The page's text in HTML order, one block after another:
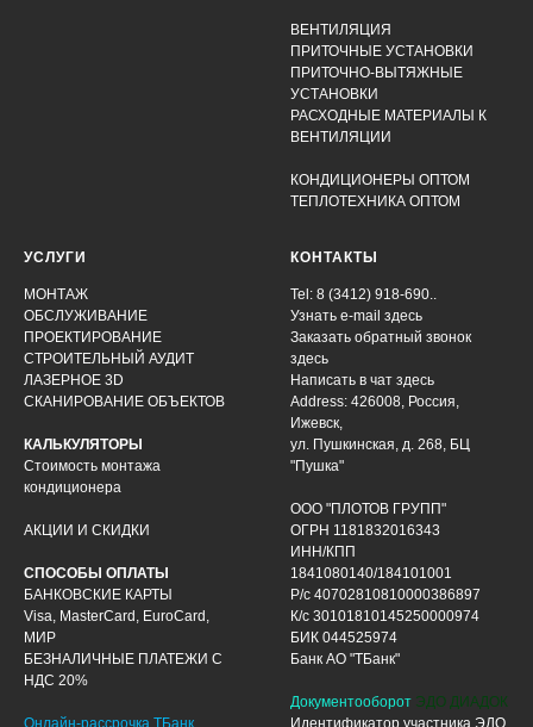
ВЕНТИЛЯЦИЯ
ПРИТОЧНЫЕ УСТАНОВКИ
ПРИТОЧНО-ВЫТЯЖНЫЕ
УСТАНОВКИ
РАСХОДНЫЕ МАТЕРИАЛЫ К
ВЕНТИЛЯЦИИ
КОНДИЦИОНЕРЫ ОПТОМ
ТЕПЛОТЕХНИКА ОПТОМ
УСЛУГИ
МОНТАЖ
ОБСЛУЖИВАНИЕ
ПРОЕКТИРОВАНИЕ
СТРОИТЕЛЬНЫЙ АУДИТ
ЛАЗЕРНОЕ 3D
СКАНИРОВАНИЕ ОБЪЕКТОВ
КАЛЬКУЛЯТОРЫ
Стоимость монтажа
кондиционера
АКЦИИ И СКИДКИ
СПОСОБЫ ОПЛАТЫ
БАНКОВСКИЕ КАРТЫ
Visa, MasterCard, EuroCard,
МИР
БЕЗНАЛИЧНЫЕ ПЛАТЕЖИ С
НДС 20%
Онлайн-рассрочка ТБанк
КОНТАКТЫ
Tel: 8 (3412) 918-690..
Узнать e-mail здесь
Заказать обратный звонок
здесь
Написать в чат здесь
Address: 426008, Россия,
Ижевск,
ул. Пушкинская, д. 268, БЦ
"Пушка"
ООО "ПЛОТОВ ГРУПП"
ОГРН 1181832016343
ИНН/КПП
1841080140/184101001
Р/с 40702810810000386897
К/с 30101810145250000974
БИК 044525974
Банк АО "ТБанк"
Документооборот ЭДО ДИАДОК
Идентификатор участника ЭДО